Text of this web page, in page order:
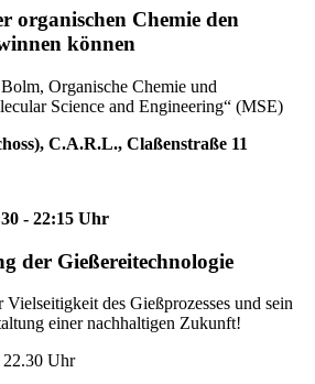
organischen Chemie den
können
Organische Chemie und
Science and Engineering“ (MSE)
C.A.R.L., Claßenstraße 11
- 22:15 Uhr
der Gießereitechnologie
Vielseitigkeit des Gießprozesses und sein
einer nachhaltigen Zukunft!
22.30 Uhr